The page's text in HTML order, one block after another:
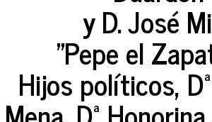
y D. José
"Pepe el
Hijos políticos,